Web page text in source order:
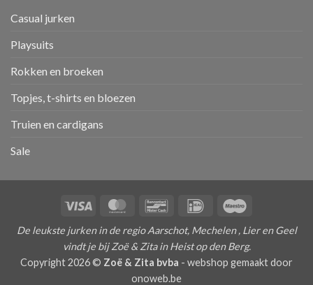
Casual jurken
Playsuits
Rokken en broeken
Topjes, t-shirts en bloezen
Truien en cardigans
Sale
Visa MasterCardBancontactIDeal
De leukste jurken in de regio Aarschot, Mechelen , Lier en Geel
vindt je bij Zoë & Zita in Heist op den Berg.
Copyright 2026 © Zoë & Zita bvba - webshop gemaakt door
onoweb.be